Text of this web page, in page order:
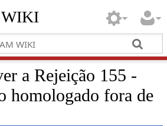
a Rejeição 155 -
homologado fora de